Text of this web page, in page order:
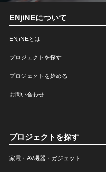
ENjiNEについて
ENjiNEとは
プロジェクトを探す
プロジェクトを始める
お問い合わせ
プロジェクトを探す
家電・AV機器・ガジェット